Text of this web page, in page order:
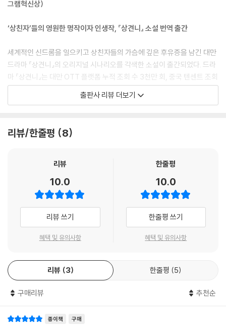
그 많고 많은 여학생 중, 모쥔제가 왜 이 아이를 좋아하는지 이해가 안 되기
도 했다. 하지만, 사랑이란 이성적으로 설명이 불가능한 것. 모쥔제가 천윈
루를 좋아한다고 하니 전적으로 밀어줄 생각이었다.
--- pp.68-69
여름날의 밤하늘을 가득 메운 별빛이 무척이나 아름다웠다. 공원의 풀숲
여기저기에서 벌레 소리가 들려왔다. 가로등의 희미한 불빛이 두 사람 위
로 쏟아졌다. 이 세상에 마치 둘만 존재한다는 듯이. 문득 천윈루는 상처로
간이 부족한데, 머지않아 소년은 떠나게 될 터였다.
“보고 싶어. 다시 한번만 만나고 싶어. 언제 어느 때의 너라도 좋아. 우리가
만나기 전의 너일지라도.”
--- p.181
“그럼 넌? 만약 과거로 돌아간다면, 날 알기 전의 너에게 갈 거야?”
이어폰에서 예의 그 익숙하고 허스키한 저음의 노랫소리가 흘러나오고 있
었다. 황위쉬안은 자신도 모르게 가볍게 심
다. 언젠가 과거로 돌아간다면, 내가 아니라 왕취안성을 찾아가서 말해줄
거라고. 미래에는 오직 나만 좋아하게 될 거라고, 그 누구도 널 빼앗아 갈
수 없다고.”
그램혁신상)
‘상친자’들의 영원한 명작이자 인생작, 『상견니』 소설 번역 출간
세계적인 신드롬을 일으키고 상친자들의 가슴에 깊은 후유증을 남긴 대만
드라마 『상견니』의 오리지널 시나리오를 각색한 소설이 출간되었다. 드라
마 『상견니』는 대만 OTT 플랫폼 누적 조회 수 3천만 회, 중국 텐센트 조회
수 7억 회, 전 세계 OTT 플랫폼 조회 수 10억 회를 기록한 2020년 최고의
화제작이었으며, 4년이 지난 지금까지도 ‘상친자(상견니에 미친 사람)’를
인 편집으로 소장 가치와 문학으로서의 완성도를 높였다.
과거로 돌아가고 싶을 만큼 보고 싶은 사람이 있나요?
『상견니』는 우연히 만나 사랑에 빠진 두 남녀가 뒤엉킨 시간 속에서 서로
를 구하려 하는 판타지 로맨스다. 세상을 떠난 남자 친구 왕취안성을 그리
워하던 황위쉬안은 ‘세상에 존재하는 또 다른 나’를 찾아주는 애플리케이
션을 이용해 왕취안성과 닮은 남자의 사진을 찾아낸다. 하지만 20년 전에
찍힌 그 사진 속에는 자신과 같은 얼굴을 한 여자가 있다. 그녀는 누구일
만 만나고 싶”은 두 사람의 간절한 그리움을 나타낸다.
“이제야 『상견니』의 서사를 100퍼센트 이해하게 되었다!”
파악하기 어렵기로 유명하다. 그래서 타임라인을 정리해 주는 콘텐츠도 나
출판사 리뷰 더보기
리뷰/한줄평 8
리뷰
10.0
리뷰 쓰기
혜택 및 유의사항
한줄평
10.0
한줄평 쓰기
혜택 및 유의사항
리뷰 3 한줄평 5
구매리뷰 추천순
종이책 구매